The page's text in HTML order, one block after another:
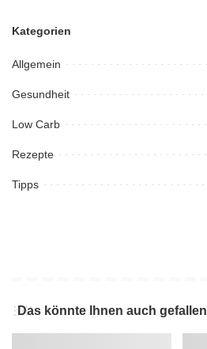
Kategorien
Allgemein
Gesundheit
Low Carb
Rezepte
Tipps
Das könnte Ihnen auch gefallen